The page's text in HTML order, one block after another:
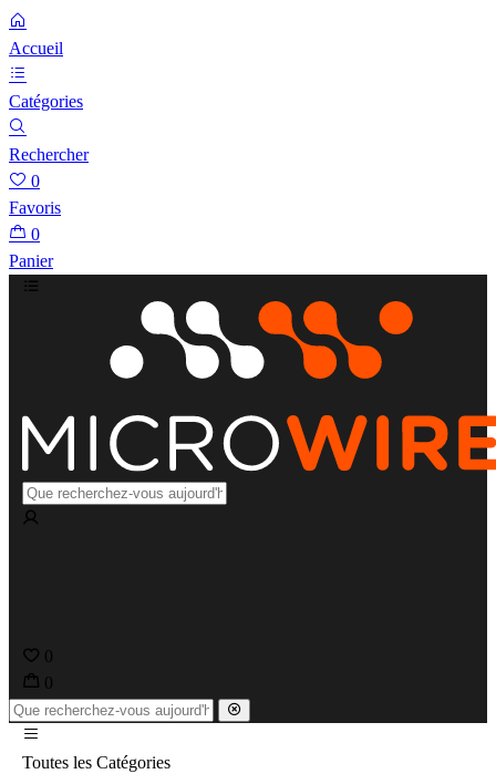
Accueil
Catégories
Rechercher
0
Favoris
0
Panier
0
0
Toutes les Catégories